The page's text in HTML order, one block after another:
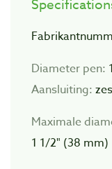
Diameter pen:
Aansluiting:
Maximale
1 1/2" (38 mm)